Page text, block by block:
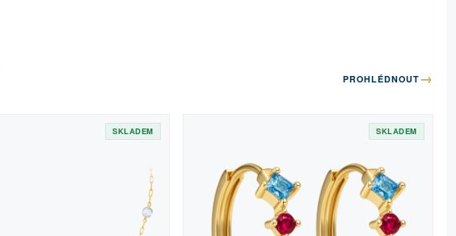
PROHLÉDNOUT →
SKLADEM SKLADEM